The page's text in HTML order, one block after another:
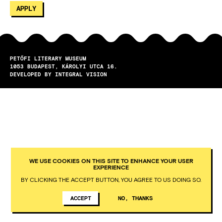
PETŐFI LITERARY MUSEUM
1053
BUDAPEST
KÁROLYI UTCA 16.
DEVELOPED BY INTEGRAL VISION
WE USE COOKIES ON THIS SITE TO ENHANCE YOUR USER
EXPERIENCE
BY CLICKING THE ACCEPT BUTTON, YOU AGREE TO US DOING SO.
ACCEPT NO, THANKS